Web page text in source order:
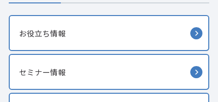
お役立ち情報
セミナー情報